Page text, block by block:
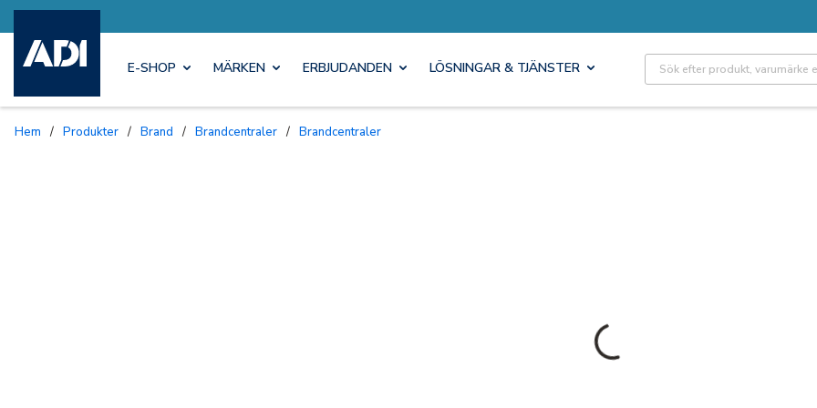
E-SHOP MÄRKEN ERBJUDANDEN LÖSNINGAR & TJÄNSTER Site Search
Hem / Produkter / Brand / Brandcentraler / Brandcentraler